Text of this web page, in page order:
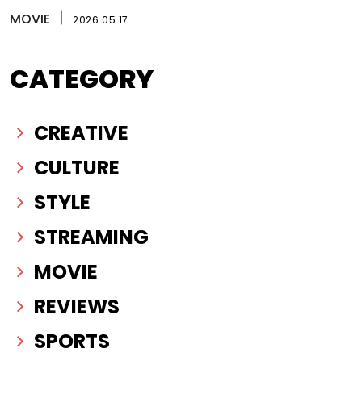
MOVIE 2026.05.17
CATEGORY
CREATIVE
CULTURE
STYLE
STREAMING
MOVIE
REVIEWS
SPORTS